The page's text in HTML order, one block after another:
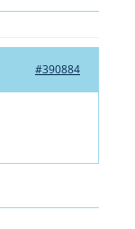
#390884